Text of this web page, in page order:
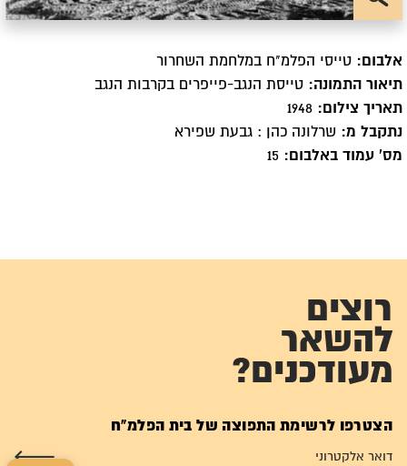
אלבום: טייסי הפלמ"ח במלחמת השחרור
תיאור התמונה: טייסת הנגב-פייפרים בקרבות הנגב
תאריך צילום:
נתקבל מ: שרלונה כהן : גבעת שפירא
מס' עמוד באלבום:
רוצים
להשאר
מעודכנים?
הצטרפו לרשימת התפוצה של בית הפלמ"ח